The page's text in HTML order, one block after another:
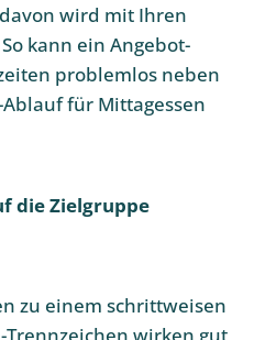
wird mit Ihren
kann ein Angebot-
problemlos neben
für Mittagessen
die Zielgruppe
zu einem schrittweisen